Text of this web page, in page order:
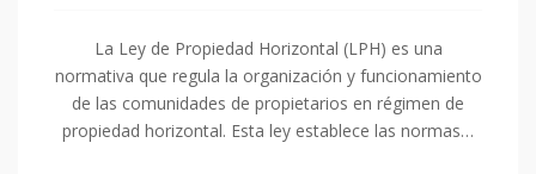
La Ley de Propiedad Horizontal (LPH) es una
normativa que regula la organización y funcionamiento
de las comunidades de propietarios en régimen de
propiedad horizontal. Esta ley establece las normas…